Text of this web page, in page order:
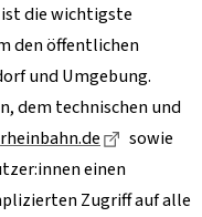
die wichtigste
den öffentlichen
und Umgebung.
dem technischen und
rheinbahn.de Dieser
sowie
einen
Zugriff auf alle